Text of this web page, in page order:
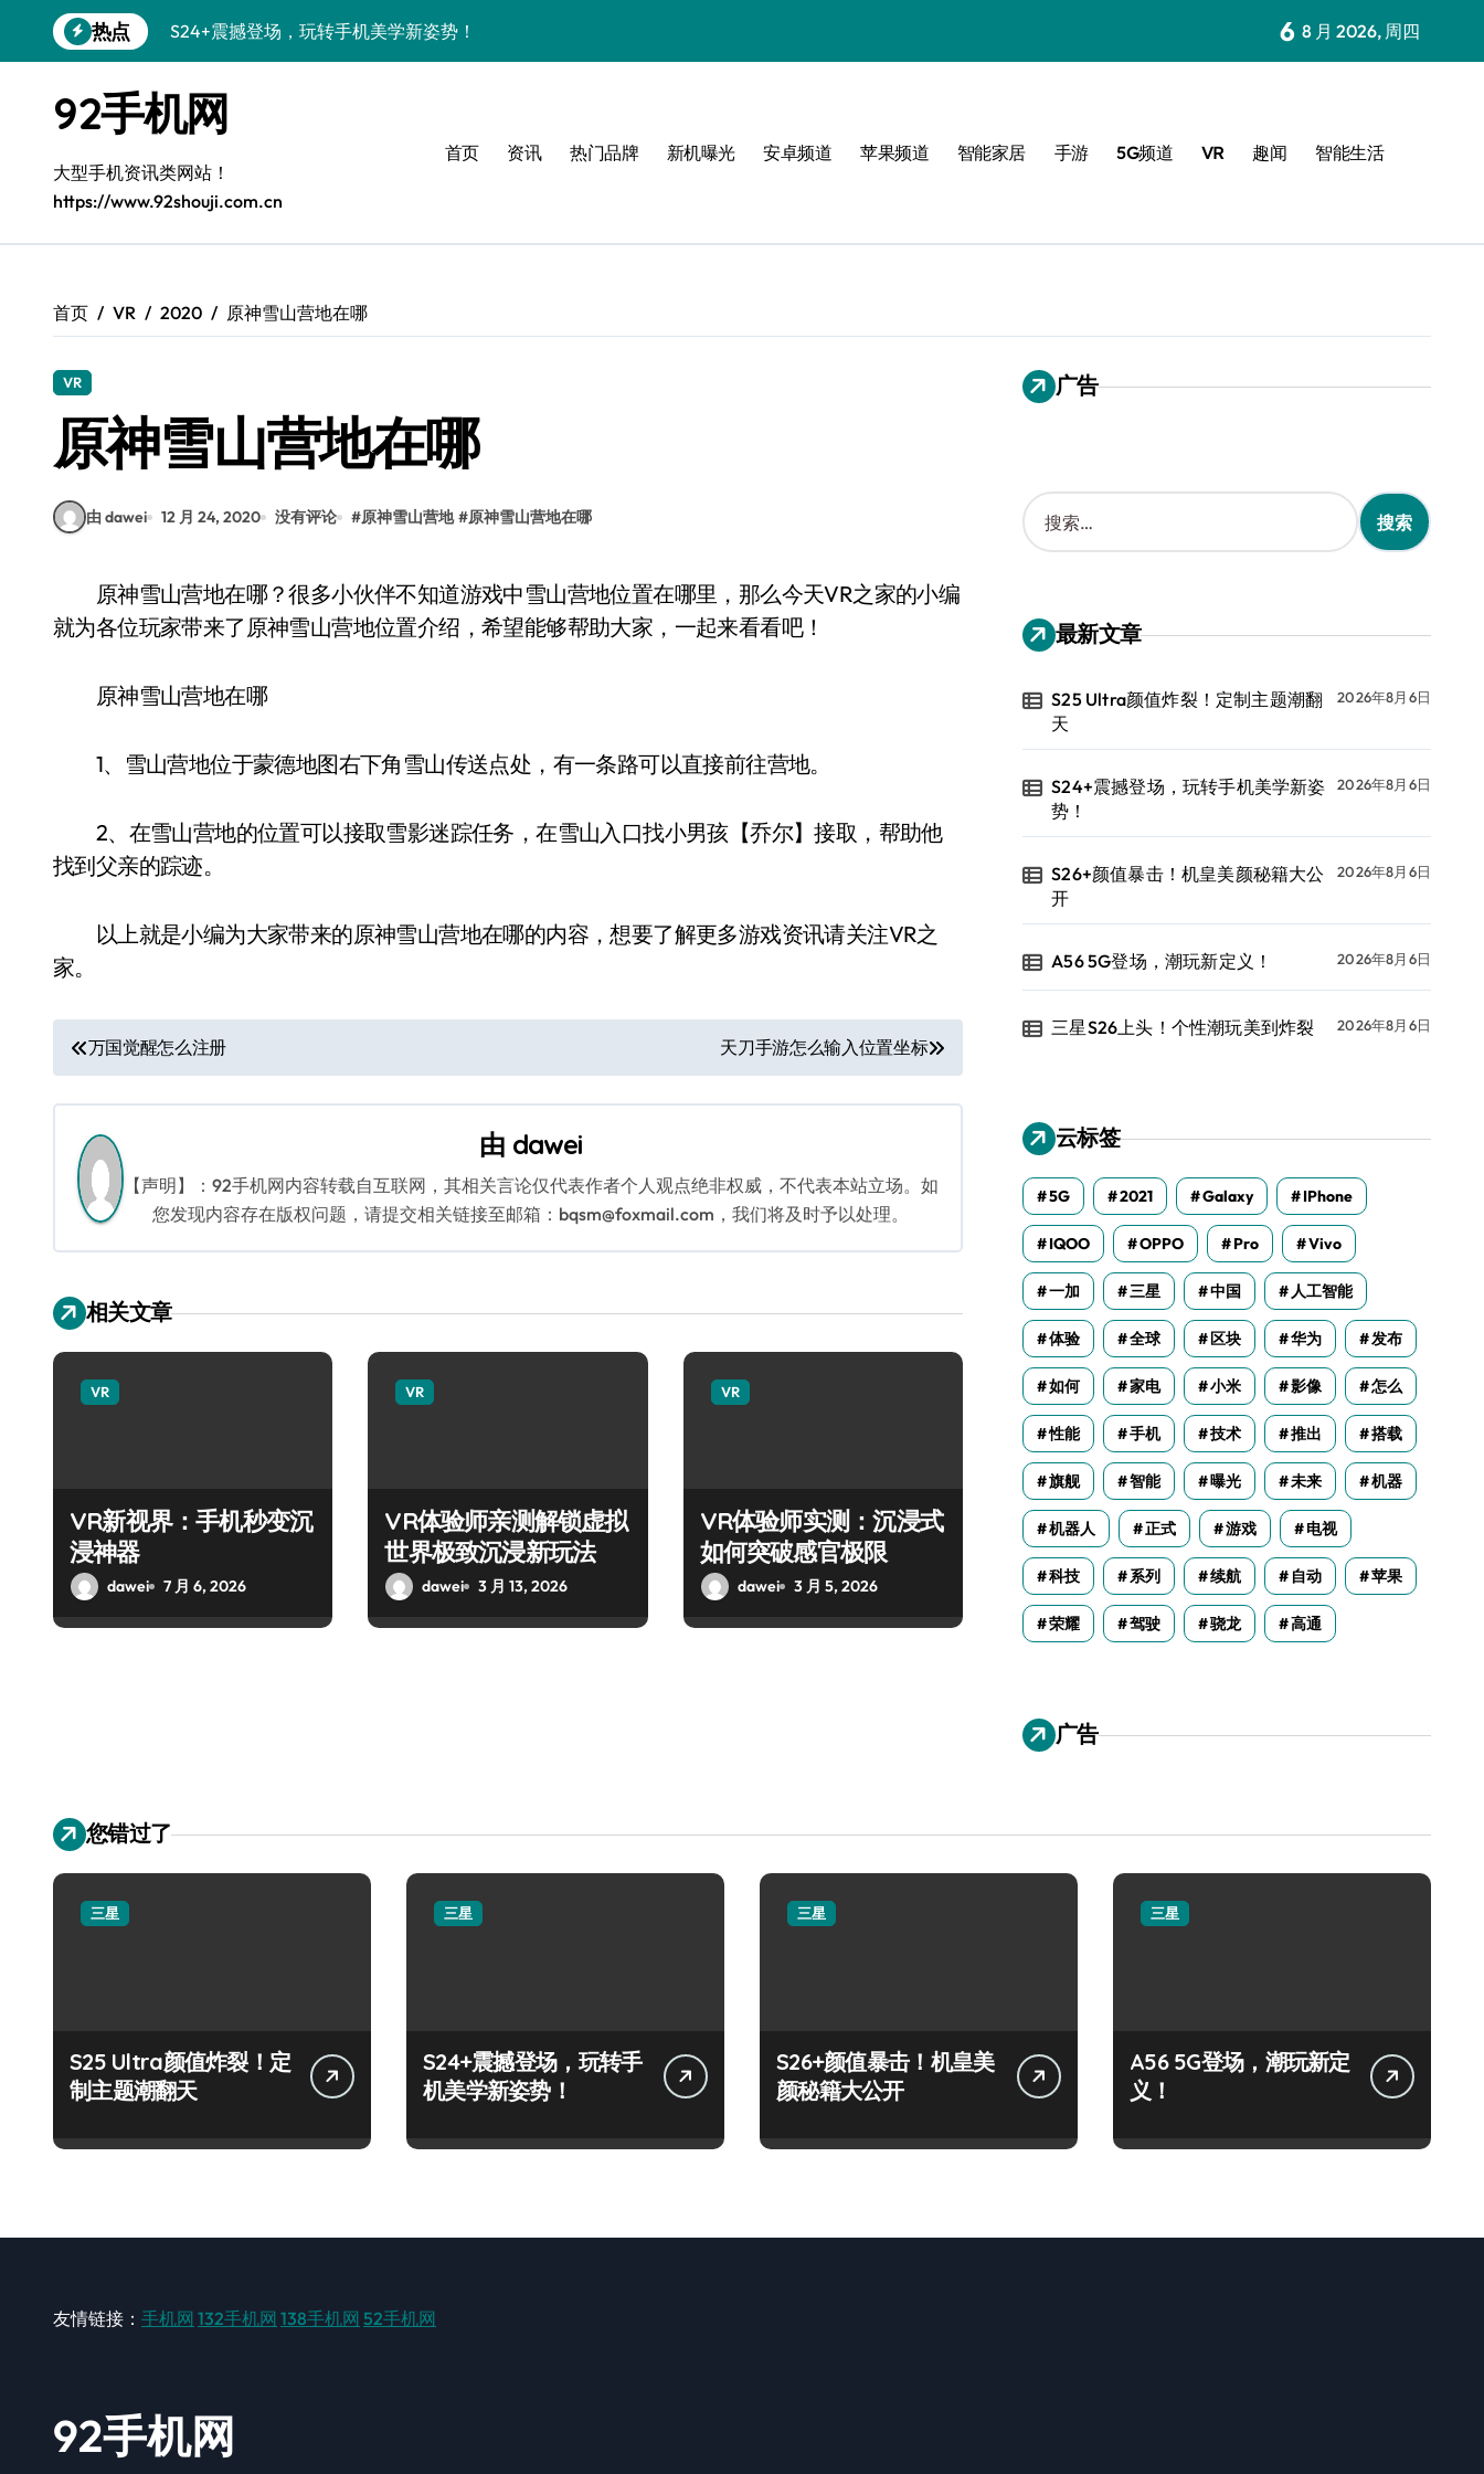
到
热点
S24+震撼登场，玩转手机美学新姿势！
A56 5G登场，潮玩新定义！
三星S26上头！个性潮玩美到炸裂
S25潮改指南：个性定制，酷到没朋友！
Galaxy C55 5G潮定新定义
Galaxy Z Flip6：折叠潮流，秒杀全场
S25 Ultra颜值炸裂！定制主题潮翻天
6 8 月 2026, 周四
92手机网
大型手机资讯类网站！
https://www.92shouji.com.cn
首页 资讯 热门品牌 新机曝光 安卓频道 苹果频道 智能家居 手游 5G频道 VR 趣闻 智能生活
首页 VR 2020 原神雪山营地在哪
VR
原神雪山营地在哪
由 dawei 12 月 24, 2020 没有评论 #原神雪山营地 #原神雪山营地在哪
原神雪山营地在哪？很多小伙伴不知道游戏中雪山营地位置在哪里，那么今天VR之家的小编
就为各位玩家带来了原神雪山营地位置介绍，希望能够帮助大家，一起来看看吧！
原神雪山营地在哪
1、雪山营地位于蒙德地图右下角雪山传送点处，有一条路可以直接前往营地。
2、在雪山营地的位置可以接取雪影迷踪任务，在雪山入口找小男孩【乔尔】接取，帮助他
找到父亲的踪迹。
以上就是小编为大家带来的原神雪山营地在哪的内容，想要了解更多游戏资讯请关注VR之
家。
文
章
导
航
万国觉醒怎么注册 天刀手游怎么输入位置坐标
由 dawei
【声明】：92手机网内容转载自互联网，其相关言论仅代表作者个人观点绝非权威，不代表本站立场。如
您发现内容存在版权问题，请提交相关链接至邮箱：bqsm@foxmail.com，我们将及时予以处理。
相关文章
VR
VR新视界：手机秒变沉
浸神器
dawei 7 月 6, 2026
VR
VR体验师亲测解锁虚拟
世界极致沉浸新玩法
dawei 3 月 13, 2026
VR
VR体验师实测：沉浸式
如何突破感官极限
dawei 3 月 5, 2026
广告
搜
索
：
最新文章
S25 Ultra颜值炸裂！定制主题潮翻
天
2026年8月6日
S24+震撼登场，玩转手机美学新姿
势！
2026年8月6日
S26+颜值暴击！机皇美颜秘籍大公
开
2026年8月6日
A56 5G登场，潮玩新定义！ 2026年8月6日
三星S26上头！个性潮玩美到炸裂 2026年8月6日
云标签
5G 2021 Galaxy IPhone
IQOO OPPO Pro Vivo
一加 三星 中国 人工智能
体验 全球 区块 华为 发布
如何 家电 小米 影像 怎么
性能 手机 技术 推出 搭载
旗舰 智能 曝光 未来 机器
机器人 正式 游戏 电视
科技 系列 续航 自动 苹果
荣耀 驾驶 骁龙 高通
广告
您错过了
三星
S25 Ultra颜值炸裂！定
制主题潮翻天
三星
S24+震撼登场，玩转手
机美学新姿势！
三星
S26+颜值暴击！机皇美
颜秘籍大公开
三星
A56 5G登场，潮玩新定
义！
友情链接： 手机网 132手机网 138手机网 52手机网
92手机网